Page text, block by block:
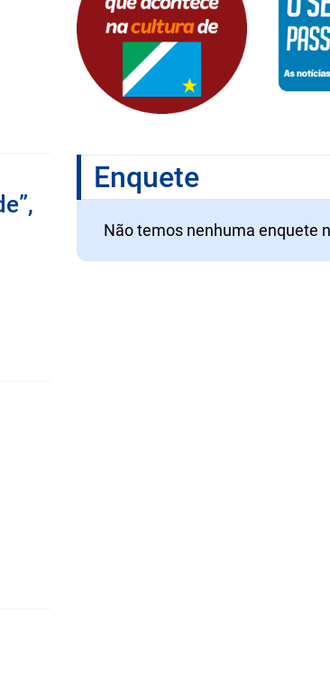
Enquete
Não temos nenhuma enquete